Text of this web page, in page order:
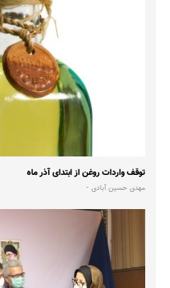
توقف واردات روغن از ابتدای آذر ماه
مهدی حسین آبادی